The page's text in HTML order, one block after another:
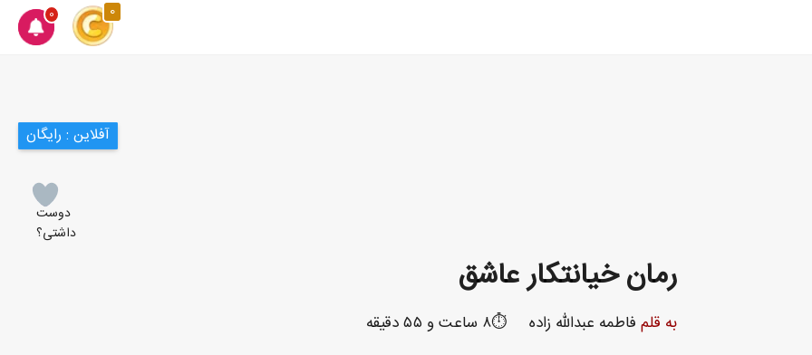
0 0
آفلاین : رایگان
دوست
داشتی؟
رمان خیانتکار عاشق
به قلم فاطمه عبدالله زاده
⏱️۸ ساعت و ۵۵ دقیقه